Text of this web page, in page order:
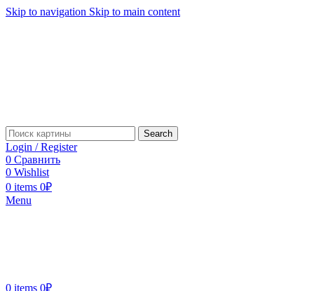
Skip to navigation Skip to main content
Search
Login / Register
0 Сравнить
0 Wishlist
0 items 0₽
Menu
0 items 0₽